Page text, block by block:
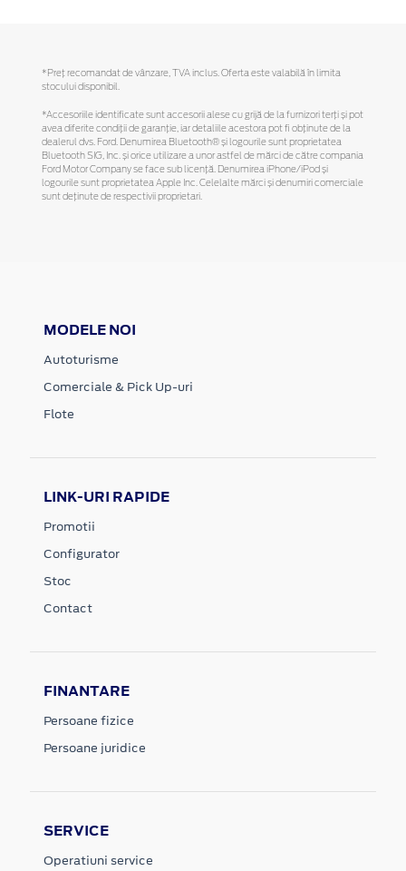
*Preţ recomandat de vânzare, TVA inclus. Oferta este valabilă în limita
stocului disponibil.
*Accesoriile identificate sunt accesorii alese cu grijă de la furnizori terți și pot
avea diferite condiții de garanție, iar detaliile acestora pot fi obținute de la
dealerul dvs. Ford. Denumirea Bluetooth® și logourile sunt proprietatea
Bluetooth SIG, Inc. și orice utilizare a unor astfel de mărci de către compania
Ford Motor Company se face sub licență. Denumirea iPhone/iPod și
logourile sunt proprietatea Apple Inc. Celelalte mărci și denumiri comerciale
sunt deținute de respectivii proprietari.
MODELE NOI
Autoturisme
Comerciale & Pick Up-uri
Flote
LINK-URI RAPIDE
Promotii
Configurator
Stoc
Contact
FINANTARE
Persoane fizice
Persoane juridice
SERVICE
Operatiuni service